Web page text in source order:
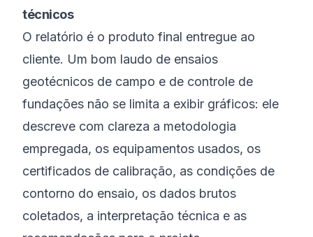
técnicos
O relatório é o produto final entregue ao
cliente. Um bom laudo de ensaios
geotécnicos de campo e de controle de
fundações não se limita a exibir gráficos: ele
descreve com clareza a metodologia
empregada, os equipamentos usados, os
certificados de calibração, as condições de
contorno do ensaio, os dados brutos
coletados, a interpretação técnica e as